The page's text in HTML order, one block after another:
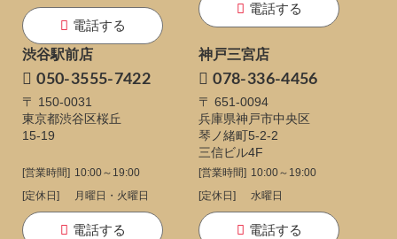
電話する
電話する
渋谷駅前店
050-3555-7422
〒 150-0031
東京都渋谷区桜丘
15-19
[営業時間] 10:00～19:00
[定休日]
月曜日・火曜日
電話する
神戸三宮店
078-336-4456
〒 651-0094
兵庫県神戸市中央区
琴ノ緒町5-2-2
三信ビル4F
[営業時間] 10:00～19:00
[定休日]
水曜日
電話する